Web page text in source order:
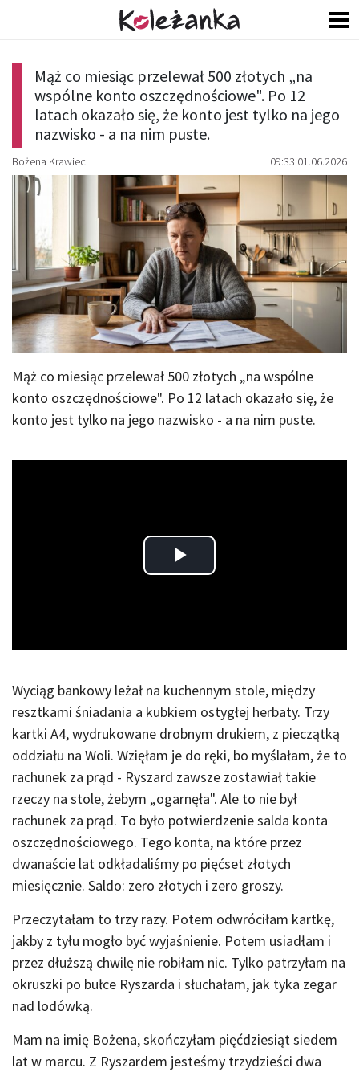
Mąż co miesiąc przelewał 500 złotych „na
wspólne konto oszczędnościowe". Po 12
latach okazało się, że konto jest tylko na jego
nazwisko - a na nim puste.
Bożena Krawiec 09:33 01.06.2026
Mąż co miesiąc przelewał 500 złotych „na wspólne
konto oszczędnościowe". Po 12 latach okazało się, że
konto jest tylko na jego nazwisko - a na nim puste.
Play
Wyciąg bankowy leżał na kuchennym stole, między
resztkami śniadania a kubkiem ostygłej herbaty. Trzy
kartki A4, wydrukowane drobnym drukiem, z pieczątką
oddziału na Woli. Wzięłam je do ręki, bo myślałam, że to
rachunek za prąd - Ryszard zawsze zostawiał takie
rzeczy na stole, żebym „ogarnęła". Ale to nie był
rachunek za prąd. To było potwierdzenie salda konta
oszczędnościowego. Tego konta, na które przez
dwanaście lat odkładaliśmy po pięćset złotych
miesięcznie. Saldo: zero złotych i zero groszy.
Przeczytałam to trzy razy. Potem odwróciłam kartkę,
jakby z tyłu mogło być wyjaśnienie. Potem usiadłam i
przez dłuższą chwilę nie robiłam nic. Tylko patrzyłam na
okruszki po bułce Ryszarda i słuchałam, jak tyka zegar
nad lodówką.
Mam na imię Bożena, skończyłam pięćdziesiąt siedem
lat w marcu. Z Ryszardem jesteśmy trzydzieści dwa